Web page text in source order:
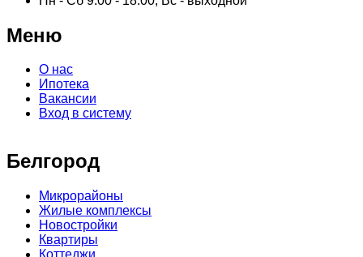
Меню
О нас
Ипотека
Вакансии
Вход в систему
Белгород
Микрорайоны
Жилые комплексы
Новостройки
Квартиры